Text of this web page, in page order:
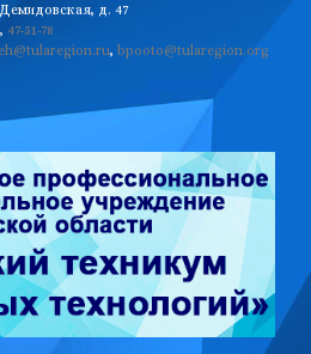
д. 47
, 47-51-78
, bpooto@tularegion.org